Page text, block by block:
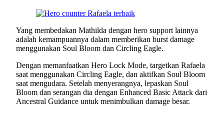
Yang membedakan Mathilda dengan hero support lainnya
adalah kemampuannya dalam memberikan burst damage
menggunakan Soul Bloom dan Circling Eagle.
Dengan memanfaatkan Hero Lock Mode, targetkan Rafaela
saat menggunakan Circling Eagle, dan aktifkan Soul Bloom
saat mengudara. Setelah menyerangnya, lepaskan Soul
Bloom dan serangan dia dengan Enhanced Basic Attack dari
Ancestral Guidance untuk menimbulkan damage besar.